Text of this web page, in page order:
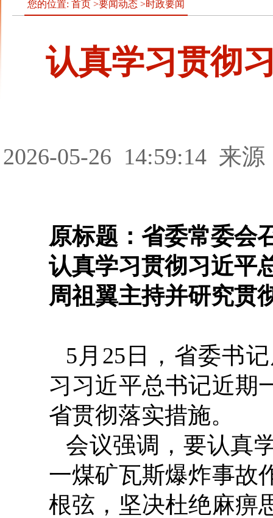
您的位置: 首页 >要闻动态 >时政要闻
认真学习贯彻
2026-05-26 14:59:14 来源
原标题：省委常委会
认真学习贯彻习近平
周祖翼主持并研究贯
5月25日，省委书
习习近平总书记近期
省贯彻落实措施。
会议强调，要认真
一煤矿瓦斯爆炸事故
根弦，坚决杜绝麻痹